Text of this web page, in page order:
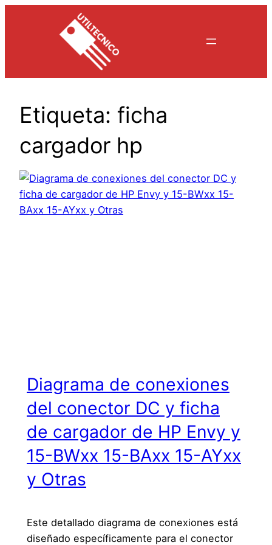
Etiqueta: ficha
cargador hp
Diagrama de conexiones
del conector DC y ficha
de cargador de HP Envy y
15-BWxx 15-BAxx 15-AYxx
y Otras
Este detallado diagrama de conexiones está
diseñado específicamente para el conector